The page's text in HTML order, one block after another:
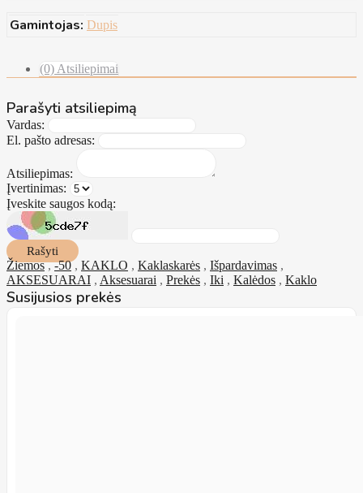
Gamintojas: Dupis
(0) Atsiliepimai
Parašyti atsiliepimą
Vardas:
El. pašto adresas:
Atsiliepimas:
Įvertinimas:
Įveskite saugos kodą:
Rašyti
Žiemos,-50, KAKLO , Kaklaskarės , Išpardavimas ,
AKSESUARAI , Aksesuarai , Prekės , Iki , Kalėdos , Kaklo
Susijusios prekės